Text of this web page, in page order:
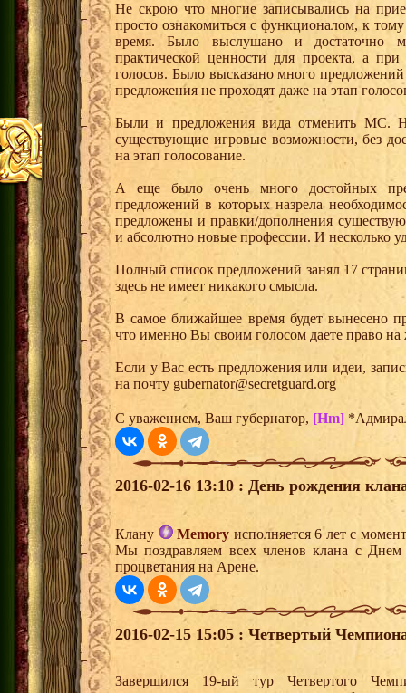
Не скрою что многие записывались на
просто ознакомиться с функционалом, к
время. Было выслушано и достаточно
практической ценности для проекта, а
голосов. Было высказано много
предложения не проходят даже на этап
Были и предложения вида отменить МС.
существующие игровые возможности, без
на этап голосование.
А еще было очень много достойных
предложений в которых назрела
предложены и правки/дополнения
и абсолютно новые профессии. И несколько
Полный список предложений занял 17
здесь не имеет никакого смысла.
В самое ближайшее время будет вынесено
что именно Вы своим голосом даете право
Если у Вас есть предложения или идеи,
на почту gubernator@secretguard.org
С уважением, Ваш губернатор, [Hm]
2016-02-16 13:10 : День рождения
Клану Memory исполняется 6 лет с
Мы поздравляем всех членов клана с
процветания на Арене.
2016-02-15 15:05 : Четвертый
Завершился 19-ый тур Четвертого